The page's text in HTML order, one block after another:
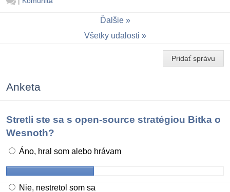
Ďalšie
Všetky udalosti
Pridať správu
Anketa
Stretli ste sa s open-source stratégiou Bitka o
Wesnoth?
Áno, hral som alebo hrávam
Nie, nestretol som sa